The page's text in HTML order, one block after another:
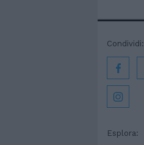
Esplora:
Condividi: